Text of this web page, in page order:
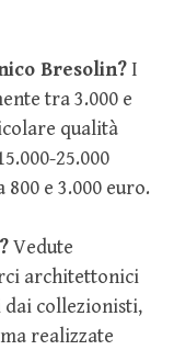
Bresolin?I
tra 3.000 e
qualità
25.000
e 3.000 euro.
Vedute
architettonici
collezionisti,
realizzate